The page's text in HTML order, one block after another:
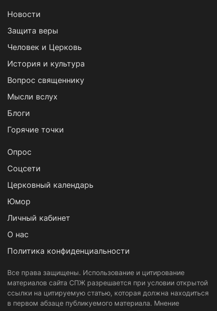
Новости
Защита веры
Человек и Церковь
История и культура
Вопрос священнику
Мысли вслух
Блоги
Горячие точки
Опрос
Cоцсети
Церковный календарь
Юмор
Личный кабинет
О нас
Политика конфиденциальности
Все права защищены. Использование и цитирование
материалов сайта СПЖ разрешается при условии открытой
ссылки на цитируемую статью, которая должна находиться
в первом абзаце публикуемого материала. Мнение